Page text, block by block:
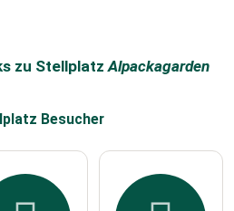
veröffentlicht)
zu StellplatzAlpackagarden
Besucher